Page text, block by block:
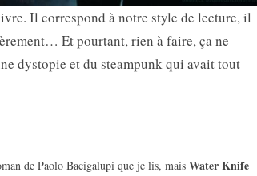
Il correspond à notre style de lecture, il
Et pourtant, rien à faire, ça ne
dystopie et du steampunk qui avait tout
de Paolo Bacigalupi que je lis, mais Water Knife